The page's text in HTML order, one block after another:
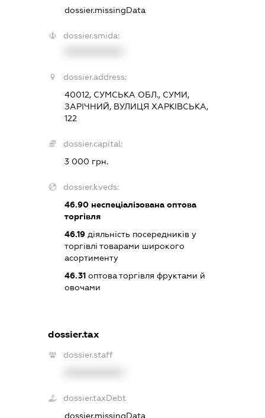
dossier.missingData
dossier.smida:
dossier.address:
40012, СУМСЬКА ОБЛ., СУМИ,
ЗАРІЧНИЙ, ВУЛИЦЯ ХАРКІВСЬКА,
122
dossier.capital:
3 000 грн.
dossier.kveds:
46.90неспеціалізована оптова
торгівля
46.19діяльність посередників у
торгівлі товарами широкого
асортименту
46.31оптова торгівля фруктами й
овочами
dossier.tax
dossier.staff
dossier.taxDebt
dossier.missingData